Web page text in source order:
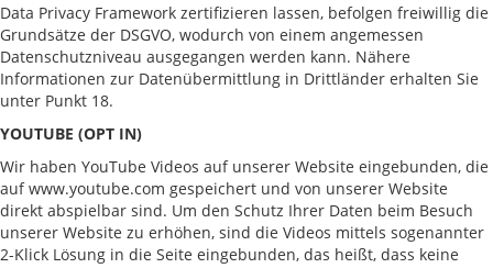
Data Privacy Framework zertifizieren lassen, befolgen freiwillig die
Grundsätze der DSGVO, wodurch von einem angemessen
Datenschutzniveau ausgegangen werden kann. Nähere
Informationen zur Datenübermittlung in Drittländer erhalten Sie
unter Punkt 18.
YOUTUBE (OPT IN)
Wir haben YouTube Videos auf unserer Website eingebunden, die
auf www.youtube.com gespeichert und von unserer Website
direkt abspielbar sind. Um den Schutz Ihrer Daten beim Besuch
unserer Website zu erhöhen, sind die Videos mittels sogenannter
2-Klick Lösung in die Seite eingebunden, das heißt, dass keine